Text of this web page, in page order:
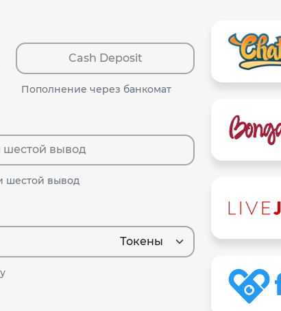
Cash Deposit
Пополнение через банкомат
вывод
шестой вывод
Токены